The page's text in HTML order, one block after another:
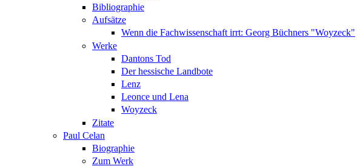
Bibliographie
Aufsätze
Wenn die Fachwissenschaft irrt: Georg Büchners "Woyzeck"
Werke
Dantons Tod
Der hessische Landbote
Lenz
Leonce und Lena
Woyzeck
Zitate
Paul Celan
Biographie
Zum Werk